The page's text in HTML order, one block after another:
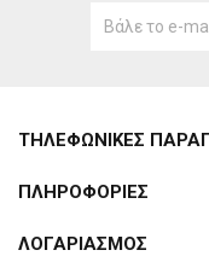
ΤΗΛΕΦΩΝΙΚΕΣ
ΠΛΗΡΟΦΟΡΙΕΣ
ΛΟΓΑΡΙΑΣΜΟΣ